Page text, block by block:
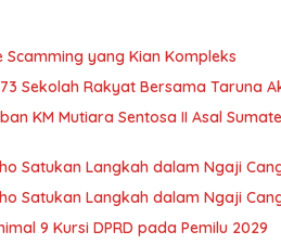
yang Kian Kompleks
Sekolah Rakyat Bersama Taruna
KM Mutiara Sentosa II Asal
Satukan Langkah dalam Ngaji
Satukan Langkah dalam Ngaji
9 Kursi DPRD pada Pemilu 2029